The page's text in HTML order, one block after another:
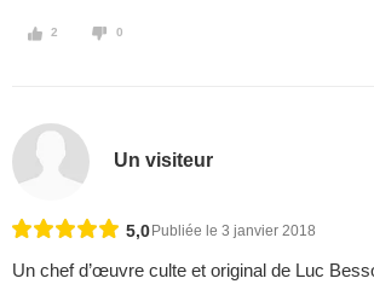
2 0
Un visiteur
5,0 Publiée le 3 janvier 2018
Un chef d’œuvre culte et original de Luc